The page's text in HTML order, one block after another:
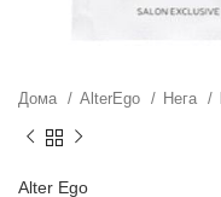
Дома AlterEgo Нега
Alter Ego